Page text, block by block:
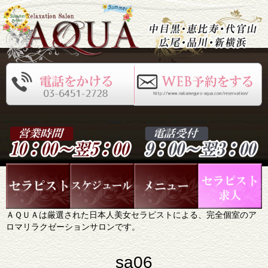
ＡＱＵＡは厳選された日本人美女セラピストによる、完全個室のア
ロマリラクゼーションサロンです。
sa06